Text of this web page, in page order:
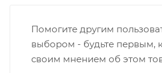
Помогите другим
выбором - будьте первым,
своим мнением об этом